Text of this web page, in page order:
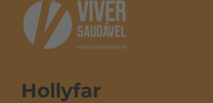
Hollyfar